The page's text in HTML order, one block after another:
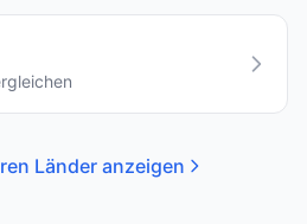
Länder anzeigen